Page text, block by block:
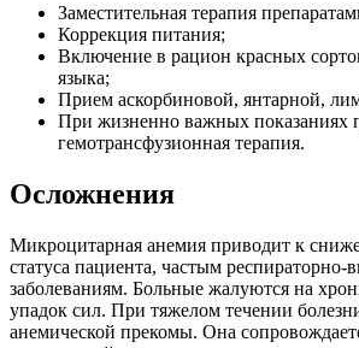
Заместительная терапия
Коррекция питания;
Включение в рацион красных
языка;
Прием аскорбиновой, янтарной,
При жизненно важных показаниях
гемотрансфузионная терапия.
Осложнения
Микроцитарная анемия приводит к
статуса пациента, частым респираторно-
заболеваниям. Больные жалуются на
упадок сил. При тяжелом течении
анемической прекомы. Она